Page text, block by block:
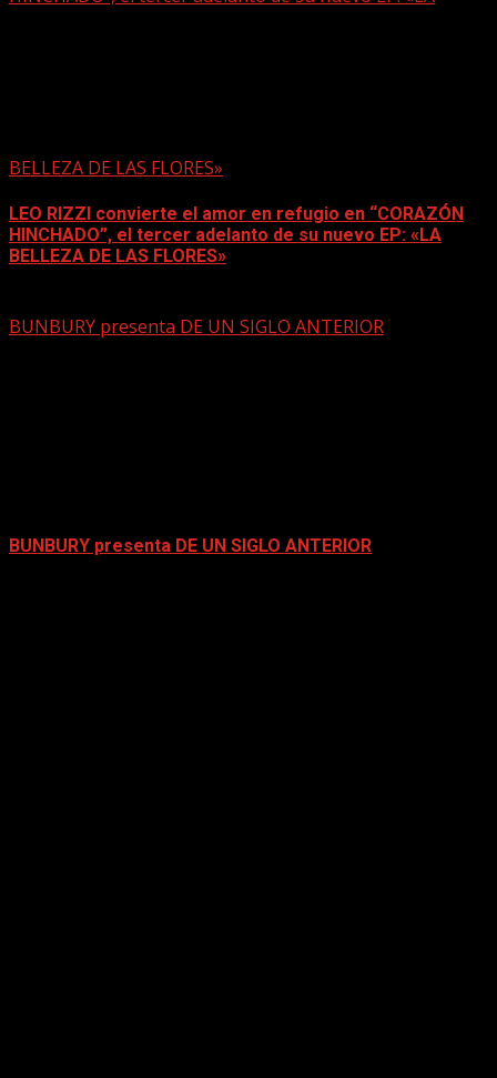
BELLEZA DE LAS FLORES»
LEO RIZZI convierte el amor en refugio en “CORAZÓN
HINCHADO”, el tercer adelanto de su nuevo EP: «LA
BELLEZA DE LAS FLORES»
BUNBURY presenta DE UN SIGLO ANTERIOR
BUNBURY presenta DE UN SIGLO ANTERIOR